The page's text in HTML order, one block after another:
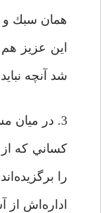
همان سبك و
اين عزيز
شد آنچه
3. در ميان مسئولان ما هم پيدا مي‌شوند
كساني كه
را
اداره‌اش از